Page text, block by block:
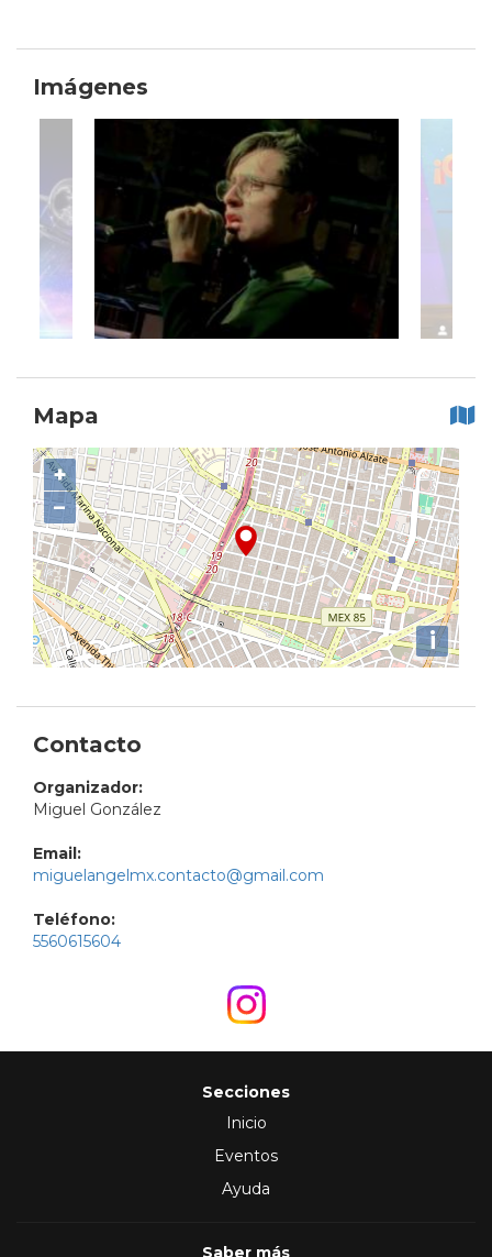
Imágenes
Mapa
+
−
i
Contacto
Organizador:
Miguel González
Email:
miguelangelmx.contacto@gmail.com
Teléfono:
5560615604
Secciones
Inicio
Eventos
Ayuda